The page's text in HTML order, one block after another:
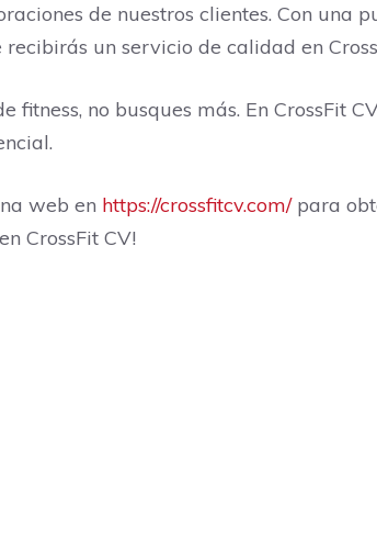
de nuestros clientes. Con una
un servicio de calidad en
no busques más. En CrossFit
web en https://crossfitcv.com/para
CrossFit CV!